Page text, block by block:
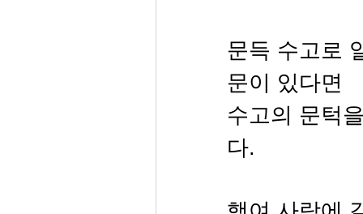
문득 수고로
문이 있다면
수고의 문턱
다.